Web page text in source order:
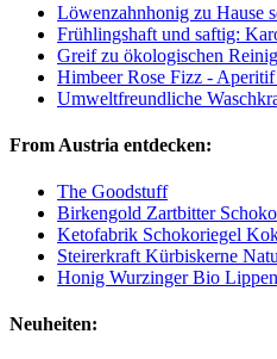
Löwenzahnhonig zu Hause
Frühlingshaft und saftig:
Greif zu ökologischen
Himbeer Rose Fizz - Aperitif
Umweltfreundliche
From Austria entdecken:
The Goodstuff
Birkengold Zartbitter
Ketofabrik Schokoriegel
Steirerkraft Kürbiskerne
Honig Wurzinger Bio
Neuheiten: